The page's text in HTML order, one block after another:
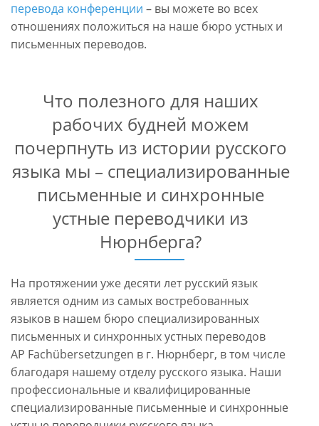
перевода конференции – вы можете во всех
отношениях положиться на наше бюро устных и
письменных переводов.
Что полезного для наших
рабочих будней можем
почерпнуть из истории русского
языка мы – специализированные
письменные и синхронные
устные переводчики из
Нюрнберга?
На протяжении уже десяти лет русский язык
является одним из самых востребованных
языков в нашем бюро специализированных
письменных и синхронных устных переводов
AP Fachübersetzungen в г. Нюрнберг, в том числе
благодаря нашему отделу русского языка. Наши
профессиональные и квалифицированные
специализированные письменные и синхронные